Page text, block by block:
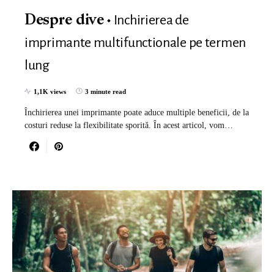
Despre dive
Inchirierea de
imprimante multifunctionale pe termen
lung
1,1K views 3 minute read
Închirierea unei imprimante poate aduce multiple beneficii, de la
costuri reduse la flexibilitate sporită. În acest articol, vom…